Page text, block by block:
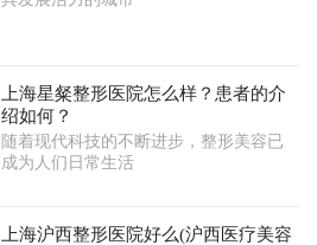
上海星粲整形医院怎么样？患者的介
绍如何？
随着现代科技的不断进步，整形美容已
成为人们日常生活
上海沪西整形医院好么(沪西医疗美容